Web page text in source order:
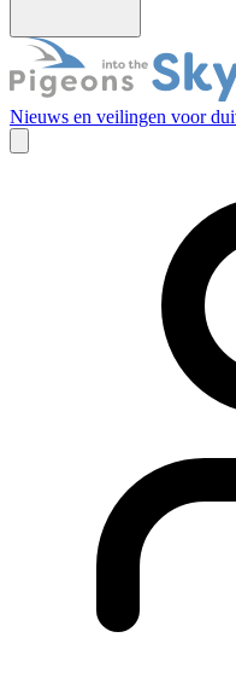
Nieuws en veilingen voor